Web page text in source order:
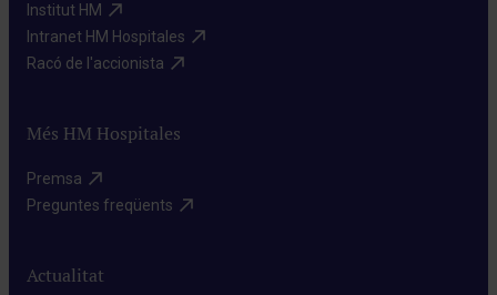
Institut HM​
Intranet HM Hospitales​
Racó de l'accionista​
Més HM Hospitales
Premsa​
Preguntes freqüents​
Actualitat